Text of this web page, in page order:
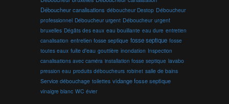
Déboucheur canalisations déboucheur Destop Déboucheur
professionnel Déboucheur urgent Déboucheur urgent
bruxelles Dégâts des eaux eau bouillante eau dure entretien
canalisation entretien fosse septique fosse septique fosse
toutes eaux fuite d'eau gouttière inondation Inspection
canalisations avec caméra installation fosse septique lavabo
pression eau produits déboucheurs robinet salle de bains
Service débouchage toilettes vidange fosse septique
vinaigre blanc WC évier